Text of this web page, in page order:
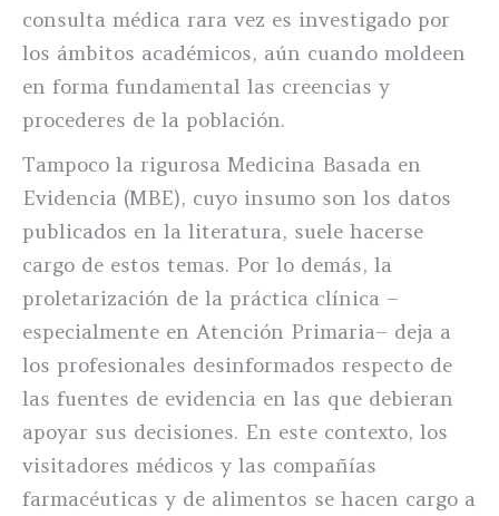
consulta médica rara vez es investigado por
los ámbitos académicos, aún cuando moldeen
en forma fundamental las creencias y
procederes de la población.
Tampoco la rigurosa Medicina Basada en
Evidencia (MBE), cuyo insumo son los datos
publicados en la literatura, suele hacerse
cargo de estos temas. Por lo demás, la
proletarización de la práctica clínica –
especialmente en Atención Primaria– deja a
los profesionales desinformados respecto de
las fuentes de evidencia en las que debieran
apoyar sus decisiones. En este contexto, los
visitadores médicos y las compañías
farmacéuticas y de alimentos se hacen cargo a